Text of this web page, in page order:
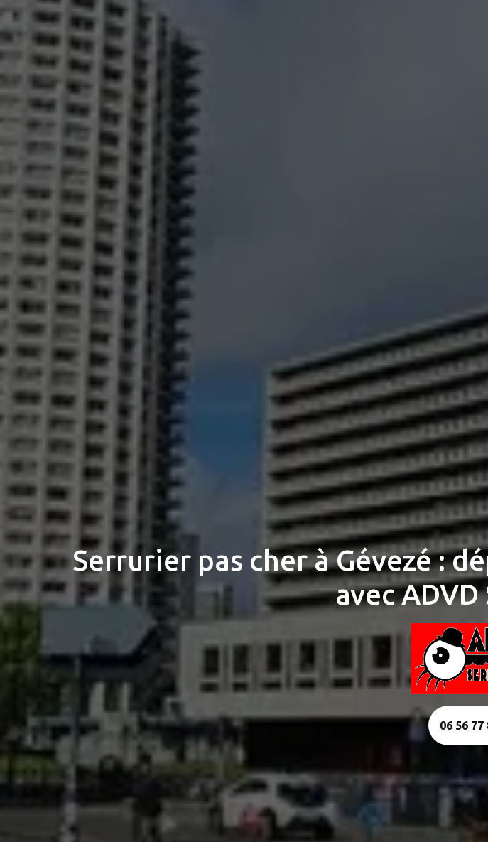
Serrurier pas cher à Gévezé :
avec
06 56 77